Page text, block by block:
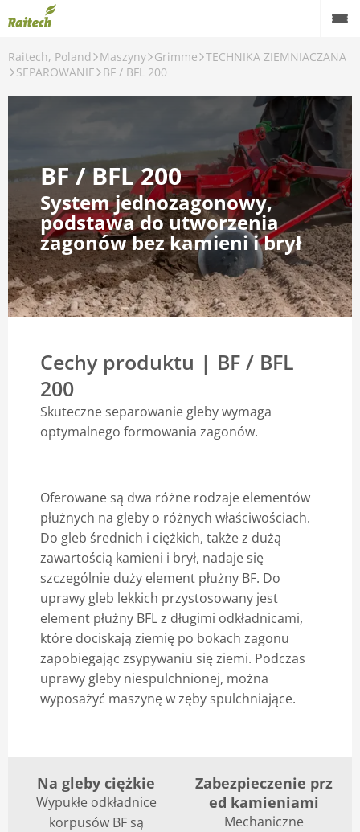
Raitech, Poland Maszyny Grimme TECHNIKA ZIEMNIACZANA
SEPAROWANIE
BF / BFL 200
BF / BFL 200
System jednozagonowy,
podstawa do utworzenia
zagonów bez kamieni i brył
Cechy produktu | BF / BFL
200
Skuteczne separowanie gleby wymaga
optymalnego formowania zagonów.
Oferowane są dwa różne rodzaje elementów
płużnych na gleby o różnych właściwościach.
Do gleb średnich i ciężkich, także z dużą
zawartością kamieni i brył, nadaje się
szczególnie duży element płużny BF. Do
uprawy gleb lekkich przystosowany jest
element płużny BFL z długimi odkładnicami,
które dociskają ziemię po bokach zagonu
zapobiegając zsypywaniu się ziemi. Podczas
uprawy gleby niespulchnionej, można
wyposażyć maszynę w zęby spulchniające.
Na gleby ciężkie
Wypukłe odkładnice
korpusów BF są
Zabezpieczenie prz
ed kamieniami
Mechaniczne
Maszyny
Serwis
Rolnictwo precyzyjne
Finansowanie
Kariera
O nas
Blog